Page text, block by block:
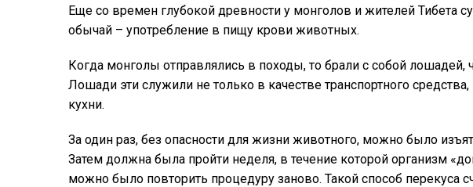
Еще со времен глубокой древности у монголов и жителей Тибета
обычай – употребление в пищу крови животных.
Когда монголы отправлялись в походы, то брали с собой лошадей,
Лошади эти служили не только в качестве транспортного
кухни.
За один раз, без опасности для жизни животного, можно было
Затем должна была пройти неделя, в течение которой организм
можно было повторить процедуру заново. Такой способ перекуса